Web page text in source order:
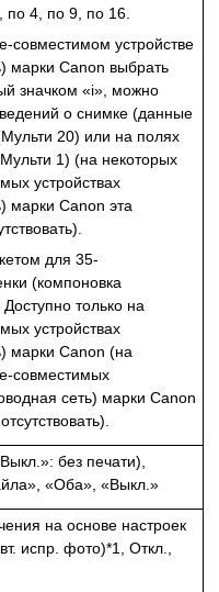
по 4, по 9, по 16.
-совместимом устройстве
марки Canon выбрать
значком «i», можно
о снимке (данные
20) или на полях
1) (на некоторых
устройствах
марки Canon эта
для 35-
(компоновка
Доступно только на
устройствах
марки Canon (на
-совместимых
сеть) марки Canon
без печати),
«Оба», «Выкл.»
на основе настроек
испр. фото)*1, Откл.,